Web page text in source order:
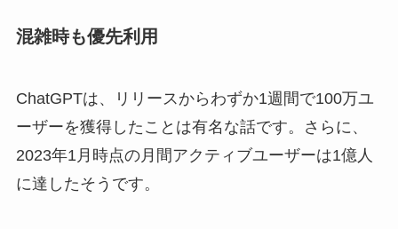
混雑時も優先利用
ChatGPTは、リリースからわずか1週間で100万ユ
ーザーを獲得したことは有名な話です。さらに、
2023年1月時点の月間アクティブユーザーは1億人
に達したそうです。